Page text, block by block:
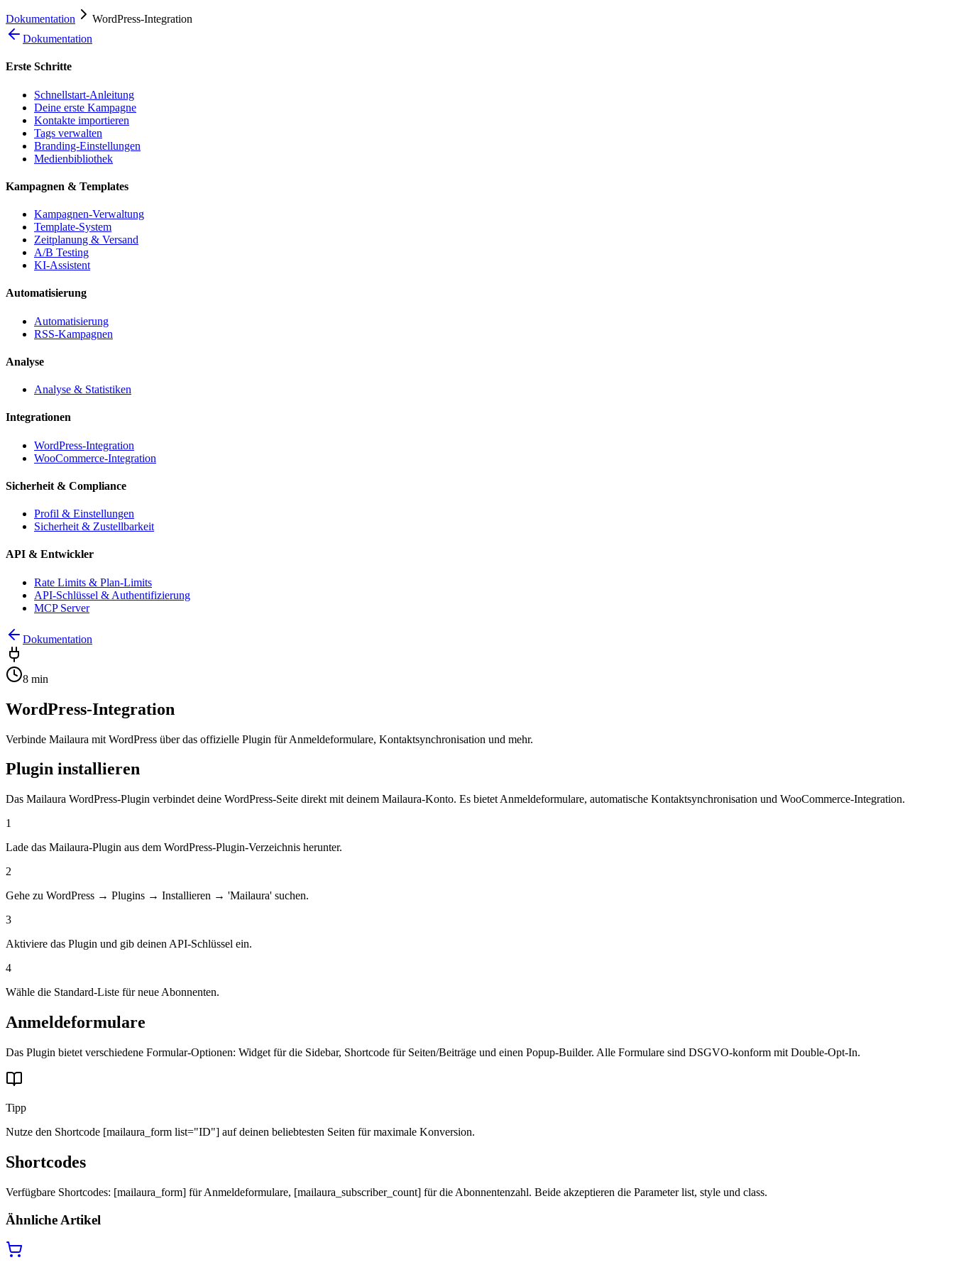
Dokumentation
WordPress-Integration
Dokumentation
Erste Schritte
Schnellstart-Anleitung
Deine erste Kampagne
Kontakte importieren
Tags verwalten
Branding-Einstellungen
Medienbibliothek
Kampagnen & Templates
Kampagnen-Verwaltung
Template-System
Zeitplanung & Versand
A/B Testing
KI-Assistent
Automatisierung
Automatisierung
RSS-Kampagnen
Analyse
Analyse & Statistiken
Integrationen
WordPress-Integration
WooCommerce-Integration
Sicherheit & Compliance
Profil & Einstellungen
Sicherheit & Zustellbarkeit
API & Entwickler
Rate Limits & Plan-Limits
API-Schlüssel & Authentifizierung
MCP Server
Dokumentation
8 min
WordPress-Integration
Verbinde Mailaura mit WordPress über das offizielle Plugin für Anmeldeformulare, Kontaktsynchronisation und mehr.
Plugin installieren
Das Mailaura WordPress-Plugin verbindet deine WordPress-Seite direkt mit deinem Mailaura-Konto. Es bietet Anmeldeformulare, automatische Kontaktsynchronisation und WooCommerce-Integration.
1
Lade das Mailaura-Plugin aus dem WordPress-Plugin-Verzeichnis herunter.
2
Gehe zu WordPress → Plugins → Installieren → 'Mailaura' suchen.
3
Aktiviere das Plugin und gib deinen API-Schlüssel ein.
4
Wähle die Standard-Liste für neue Abonnenten.
Anmeldeformulare
Das Plugin bietet verschiedene Formular-Optionen: Widget für die Sidebar, Shortcode für Seiten/Beiträge und einen Popup-Builder. Alle Formulare sind DSGVO-konform mit Double-Opt-In.
Tipp
Nutze den Shortcode [mailaura_form list="ID"] auf deinen beliebtesten Seiten für maximale Konversion.
Shortcodes
Verfügbare Shortcodes: [mailaura_form] für Anmeldeformulare, [mailaura_subscriber_count] für die Abonnentenzahl. Beide akzeptieren die Parameter list, style und class.
Ähnliche Artikel